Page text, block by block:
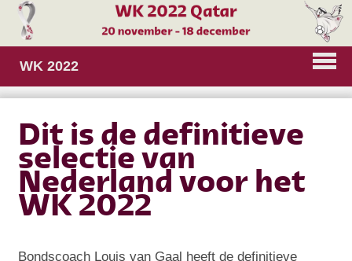
WK 2022
Dit is de definitieve
selectie van
Nederland voor het
WK 2022
Bondscoach Louis van Gaal heeft de definitieve